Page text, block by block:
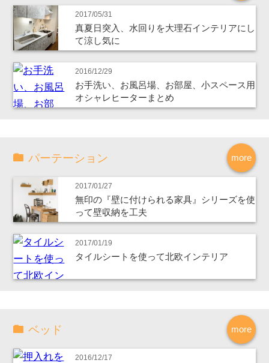
2017/05/31
真夏日突入、水回りを大理石インテリアにし
て涼し気に
2016/12/29
お手洗い、お風呂場、お部屋、小スペース用
オシャレヒーターまとめ
more
パーテーション
2017/01/27
無印の『壁に付けられる家具』シリーズを使
って壁収納を工夫
2017/01/19
タイルシートを使って北欧インテリア
more
ベッド
2016/12/17